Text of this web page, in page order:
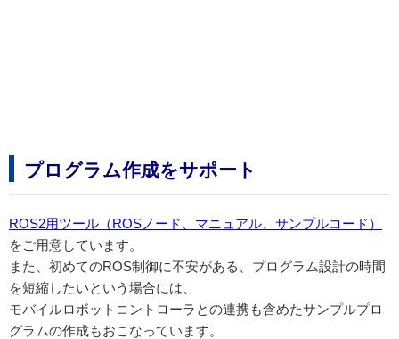
プログラム作成をサポート
ROS2用ツール（ROSノード、マニュアル、サンプルコード）
をご用意しています。
また、初めてのROS制御に不安がある、プログラム設計の時間
を短縮したいという場合には、
モバイルロボットコントローラとの連携も含めたサンプルプロ
グラムの作成もおこなっています。